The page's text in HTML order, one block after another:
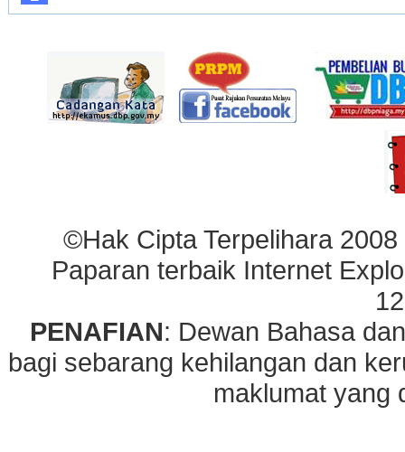
©Hak Cipta Terpelihara
Paparan terbaik Internet
PENAFIAN: Dewan Bahasa
bagi sebarang kehilangan dan
maklumat yang